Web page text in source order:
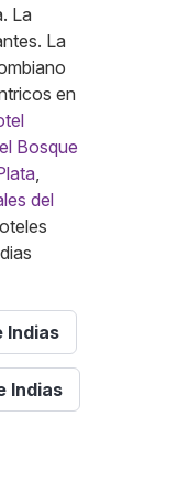
La
La
en
Bosque
,
del
Indias
Indias